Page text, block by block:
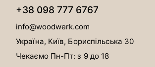
+38 098 777 6767
info@woodwerk.com
Україна, Київ, Бориспільська 30
Чекаємо Пн-Пт: з 9 до 18